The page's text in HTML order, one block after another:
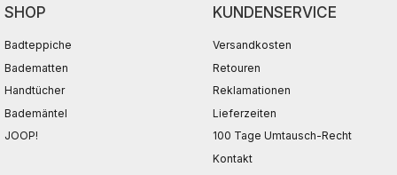
SHOP
Badteppiche
Badematten
Handtücher
Bademäntel
JOOP!
KUNDENSERVICE
Versandkosten
Retouren
Reklamationen
Lieferzeiten
100 Tage Umtausch-Recht
Kontakt